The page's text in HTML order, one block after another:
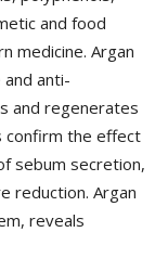
and food
medicine. Argan
anti-
and regenerates
confirm the effect
sebum secretion,
reduction. Argan
reveals